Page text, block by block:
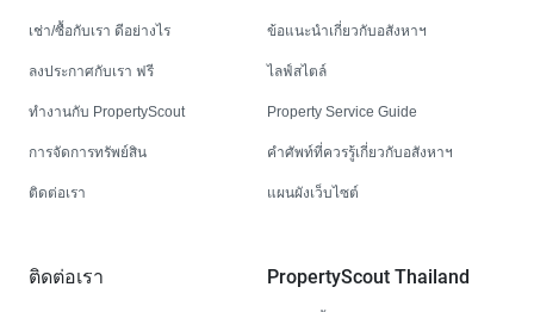
เช่า/ซื้อกับเรา ดีอย่างไร
ลงประกาศกับเรา ฟรี
ทำงานกับ PropertyScout
การจัดการทรัพย์สิน
ติดต่อเรา
ข้อแนะนำเกี่ยวกับอสังหาฯ
ไลฟ์สไตล์
Property Service Guide
คำศัพท์ที่ควรรู้เกี่ยวกับอสังหาฯ
แผนผังเว็บไซต์
ติดต่อเรา PropertyScout Thailand